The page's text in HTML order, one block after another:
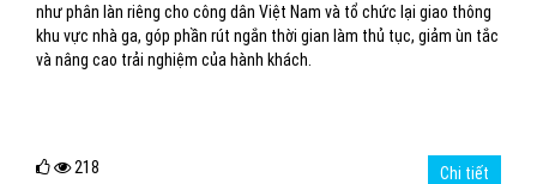
như phân làn riêng cho công dân Việt Nam và tổ chức lại giao thông
khu vực nhà ga, góp phần rút ngắn thời gian làm thủ tục, giảm ùn tắc
và nâng cao trải nghiệm của hành khách.
218 Chi tiết